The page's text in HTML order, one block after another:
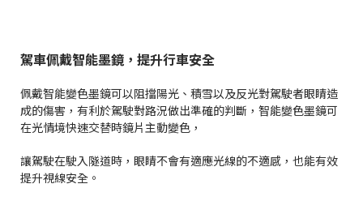
駕車佩戴智能墨鏡，提升行車安全
佩戴智能變色墨鏡可以阻擋陽光、積雪以及反光對駕駛者眼睛造
成的傷害，有利於駕駛對路況做出準確的判斷，智能變色墨鏡可
在光情境快速交替時鏡片主動變色，
讓駕駛在駛入隧道時，眼睛不會有適應光線的不適感，也能有效
提升視線安全。